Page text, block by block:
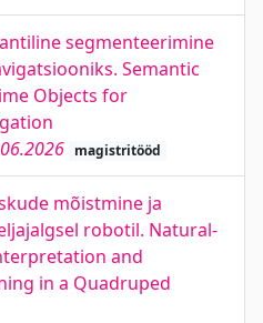
segmenteerimine
Semantic
Objects for
magistritööd
mõistmine ja
robotil. Natural-
and
in a Quadruped